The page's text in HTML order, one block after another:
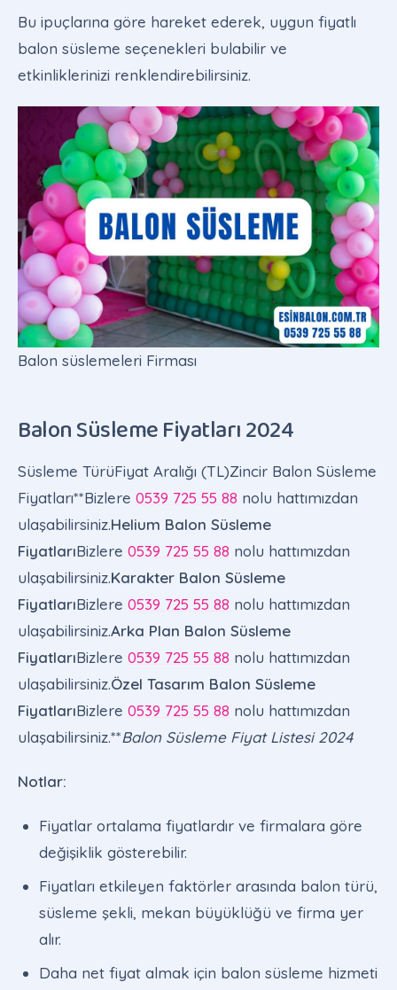
Bu ipuçlarına göre hareket ederek, uygun fiyatlı
balon süsleme seçenekleri bulabilir ve
etkinliklerinizi renklendirebilirsiniz.
Balon süslemeleri Firması
Balon Süsleme Fiyatları 2024
Süsleme TürüFiyat Aralığı (TL)Zincir Balon Süsleme
Fiyatları**Bizlere 0539 725 55 88 nolu hattımızdan
ulaşabilirsiniz.Helium Balon Süsleme
FiyatlarıBizlere 0539 725 55 88 nolu hattımızdan
ulaşabilirsiniz.Karakter Balon Süsleme
FiyatlarıBizlere 0539 725 55 88 nolu hattımızdan
ulaşabilirsiniz.Arka Plan Balon Süsleme
FiyatlarıBizlere 0539 725 55 88 nolu hattımızdan
ulaşabilirsiniz.Özel Tasarım Balon Süsleme
FiyatlarıBizlere 0539 725 55 88 nolu hattımızdan
ulaşabilirsiniz.**Balon Süsleme Fiyat Listesi 2024
Notlar:
Fiyatlar ortalama fiyatlardır ve firmalara göre
değişiklik gösterebilir.
Fiyatları etkileyen faktörler arasında balon türü,
süsleme şekli, mekan büyüklüğü ve firma yer
alır.
Daha net fiyat almak için balon süsleme hizmeti